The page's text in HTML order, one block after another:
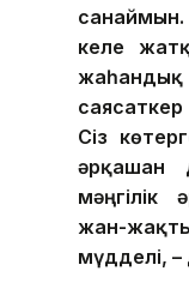
келе
Сіз
әрқашан
мәңгілік
жан-
мүдделі,